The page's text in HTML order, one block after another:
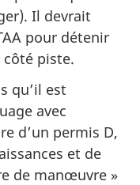
Il devrait
pour détenir
côté piste.
qu’il est
avec
d’un permis D,
et de
de manœuvre »